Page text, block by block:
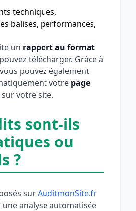
techniques,
balises, performances,
un rapport au format
télécharger. Grâce à
pouvez également
votre page
sur votre site.
sont-ils
ou
?
surAuditmonSite.fr
analyse automatisée